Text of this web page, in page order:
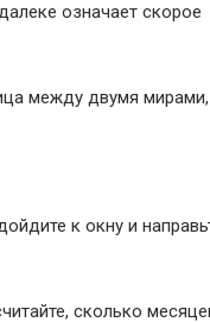
означает скорое
между двумя мирами,
к окну и
сколько